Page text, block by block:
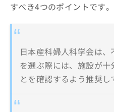
すべき4つのポイントです。
日本産科婦人科学会は
を選ぶ際には、施設が
とを確認するよう推奨し